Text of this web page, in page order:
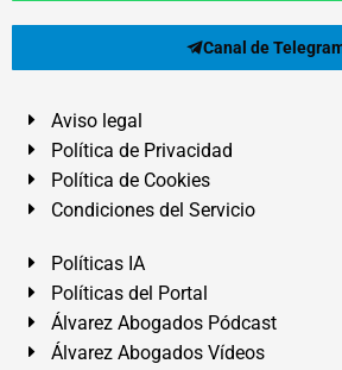
Canal de
Aviso legal
Política de Privacidad
Política de Cookies
Condiciones del Servicio
Políticas IA
Políticas del Portal
Álvarez Abogados Pódcast
Álvarez Abogados Vídeos